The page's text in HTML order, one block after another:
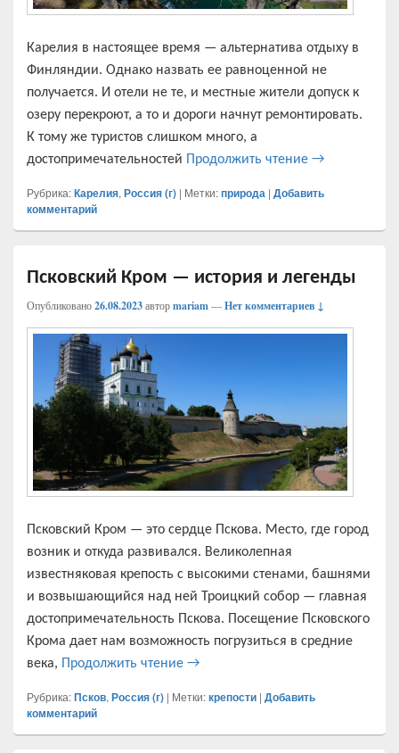
Карелия в настоящее время — альтернатива отдыху в
Финляндии. Однако назвать ее равноценной не
получается. И отели не те, и местные жители допуск к
озеру перекроют, а то и дороги начнут ремонтировать.
К тому же туристов слишком много, а
достопримечательностей Продолжить чтение Поездка в
→
Рубрика:Карелия,Россия (г) | Метки:природа | Добавить
комментарий
Псковский Кром — история и легенды
Опубликовано26.08.2023авторmariam—Нет комментариев ↓
Псковский Кром — это сердце Пскова. Место, где город
возник и откуда развивался. Великолепная
известняковая крепость с высокими стенами, башнями
и возвышающийся над ней Троицкий собор — главная
достопримечательность Пскова. Посещение Псковского
Крома дает нам возможность погрузиться в средние
века,
Продолжить чтение Псковский Кром — история и
→
Рубрика:Псков, Россия (г) | Метки:крепости | Добавить
комментарий